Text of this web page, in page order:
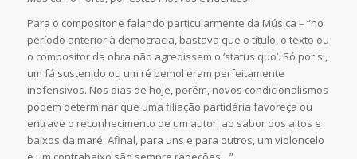
Para o compositor e falando particularmente da Música – “no
período anterior à democracia, bastava que o título, o texto ou
o compositor da obra não agredissem o ‘status quo’. Só por si,
um fá sustenido ou um ré bemol eram perfeitamente
inofensivos. Nos dias de hoje, porém, novos condicionalismos
podem determinar que uma filiação partidária favoreça ou
entrave o reconhecimento de um autor, ao sabor dos altos e
baixos da maré. Afinal, para uns e para outros, um violoncelo